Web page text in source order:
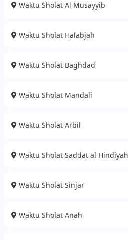
Waktu Sholat Al Musayyib
Waktu Sholat Halabjah
Waktu Sholat Baghdad
Waktu Sholat Mandali
Waktu Sholat Arbil
Waktu Sholat Saddat al Hindiyah
Waktu Sholat Sinjar
Waktu Sholat Anah